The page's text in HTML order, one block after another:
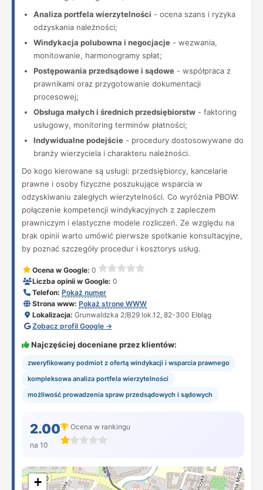
Analiza portfela wierzytelności - ocena szans i ryzyka
odzyskania należności;
Windykacja polubowna i negocjacje - wezwania,
monitowanie, harmonogramy spłat;
Postępowania przedsądowe i sądowe - współpraca z
prawnikami oraz przygotowanie dokumentacji
procesowej;
Obsługa małych i średnich przedsiębiorstw - faktoring
usługowy, monitoring terminów płatności;
Indywidualne podejście - procedury dostosowywane do
branży wierzyciela i charakteru należności.
Do kogo kierowane są usługi: przedsiębiorcy, kancelarie
prawne i osoby fizyczne poszukujące wsparcia w
odzyskiwaniu zaległych wierzytelności. Co wyróżnia PBOW:
połączenie kompetencji windykacyjnych z zapleczem
prawniczym i elastyczne modele rozliczeń. Ze względu na
brak opinii warto umówić pierwsze spotkanie konsultacyjne,
by poznać szczegóły procedur i kosztorys usług.
Ocena w Google: 0
Liczba opinii w Google: 0
Telefon: Pokaż numer
Strona www: Pokaż stronę WWW
Lokalizacja: Grunwaldzka 2/B29 lok.12, 82-300 Elbląg
Zobacz profil Google →
Najczęściej doceniane przez klientów:
zweryfikowany podmiot z ofertą windykacji i wsparcia prawnego
kompleksowa analiza portfela wierzytelności
możliwość prowadzenia spraw przedsądowych i sądowych
2.00
na 10
Ocena w rankingu
+